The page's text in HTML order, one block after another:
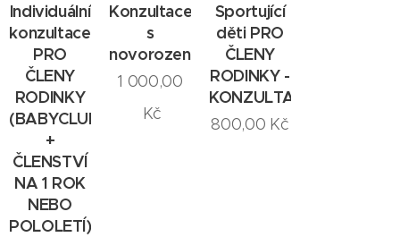
Individuální
konzultace
PRO
ČLENY
RODINKY
(BABYCLUBY
+
ČLENSTVÍ
NA 1 ROK
NEBO
POLOLETÍ)
Konzultace
s
novorozencem
1 000,00
Kč
Sportující
děti PRO
ČLENY
RODINKY -
KONZULTACE
800,00 Kč